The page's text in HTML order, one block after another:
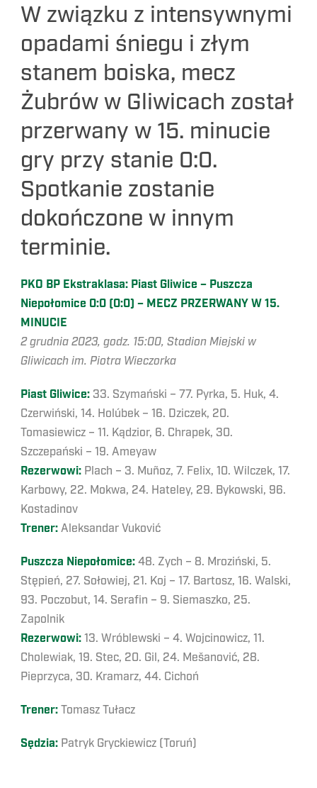
W związku z intensywnymi
opadami śniegu i złym
stanem boiska, mecz
Żubrów w Gliwicach został
przerwany w 15. minucie
gry przy stanie 0:0.
Spotkanie zostanie
dokończone w innym
terminie.
PKO BP Ekstraklasa: Piast Gliwice – Puszcza
Niepołomice 0:0 (0:0) – MECZ PRZERWANY W 15.
MINUCIE
2 grudnia 2023, godz. 15:00, Stadion Miejski w
Gliwicach im. Piotra Wieczorka
Piast Gliwice: 33. Szymański – 77. Pyrka, 5. Huk, 4.
Czerwiński, 14. Holúbek – 16. Dziczek, 20.
Tomasiewicz – 11. Kądzior, 6. Chrapek, 30.
Szczepański – 19. Ameyaw
Rezerwowi: Plach – 3. Muñoz, 7. Felix, 10. Wilczek, 17.
Karbowy, 22. Mokwa, 24. Hateley, 29. Bykowski, 96.
Kostadinov
Trener: Aleksandar Vuković
Puszcza Niepołomice: 48. Zych – 8. Mroziński, 5.
Stępień, 27. Sołowiej, 21. Koj – 17. Bartosz, 16. Walski,
93. Poczobut, 14. Serafin – 9. Siemaszko, 25.
Zapolnik
Rezerwowi: 13. Wróblewski – 4. Wojcinowicz, 11.
Cholewiak, 19. Stec, 20. Gil, 24. Mešanović, 28.
Pieprzyca, 30. Kramarz, 44. Cichoń
Trener: Tomasz Tułacz
Sędzia: Patryk Gryckiewicz (Toruń)